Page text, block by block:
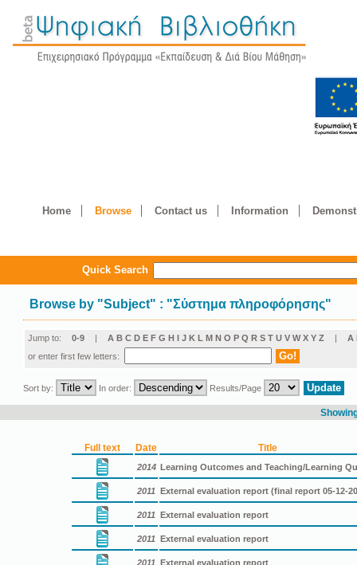
Home Browse Contact us Information
Quick Search
Browse by "Subject" : "Σύστημα πληροφόρησης"
Jump to: 0-9 | A B C D E F G H I J K L M N O P Q R S T U V W X Y Z | Α
or enter first few letters:
Sort by: In order: Results/Page
Full text Date Title
2014 Learning Outcomes and Teaching/Learning
2011 External evaluation report (final report 05-12-
2011 External evaluation report
2011 External evaluation report
2011 External evaluation report